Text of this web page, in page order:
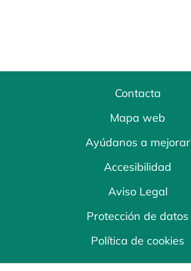
Contacta
Mapa web
Ayúdanos a mejorar
Accesibilidad
Aviso Legal
Protección de datos
Política de cookies